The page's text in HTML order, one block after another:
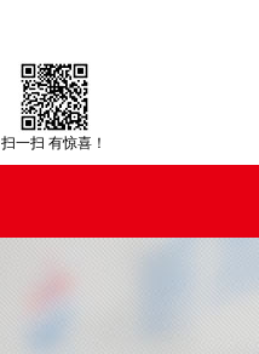
扫一扫 有惊喜！